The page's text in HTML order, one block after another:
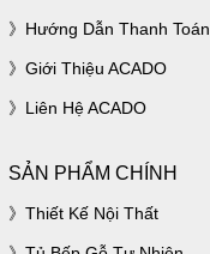
Hướng Dẫn Thanh Toán
Giới Thiệu ACADO
Liên Hệ ACADO
SẢN PHẨM CHÍNH
Thiết Kế Nội Thất